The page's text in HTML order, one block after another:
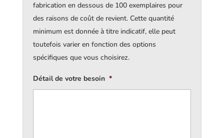
fabrication en dessous de 100 exemplaires pour
des raisons de coût de revient. Cette quantité
minimum est donnée à titre indicatif, elle peut
toutefois varier en fonction des options
spécifiques que vous choisirez.
Détail de votre besoin *